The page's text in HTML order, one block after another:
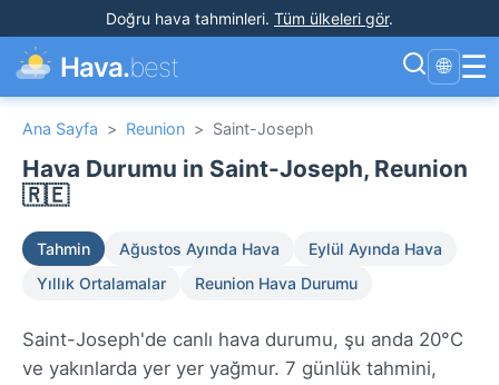
Doğru hava tahminleri. Tüm ülkeleri gör.
Hava.best 🌐 ☰
Ana Sayfa > Reunion > Saint-Joseph
Hava Durumu in Saint-Joseph, Reunion
🇷🇪
Tahmin Ağustos Ayında Hava
Eylül Ayında Hava
Yıllık Ortalamalar
Reunion Hava Durumu
Saint-Joseph'de canlı hava durumu, şu anda 20°C
ve yakınlarda yer yer yağmur. 7 günlük tahmini,